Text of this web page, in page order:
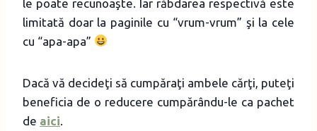
le poate recunoaşte. Iar răbdarea respectivă este
limitată doar la paginile cu “vrum-vrum” şi la cele
cu “apa-apa”
Dacă vă decideţi să cumpăraţi ambele cărţi, puteţi
beneficia de o reducere cumpărându-le ca pachet
de aici